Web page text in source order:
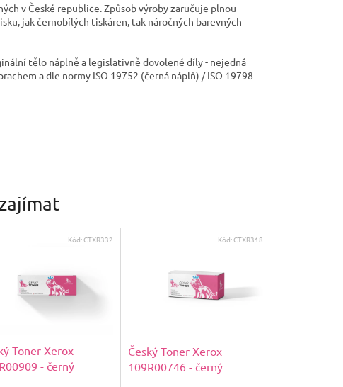
v České republice. Způsob výroby zaručuje plnou
jak černobílých tiskáren, tak náročných barevných
tělo náplně a legislativně dovolené díly - nejedná
a dle normy ISO 19752 (černá náplň) / ISO 19798
Toner Xerox
- černý
Kód:CTXR332
Český Toner Xerox
109R00746 - černý
Kód:CTXR318